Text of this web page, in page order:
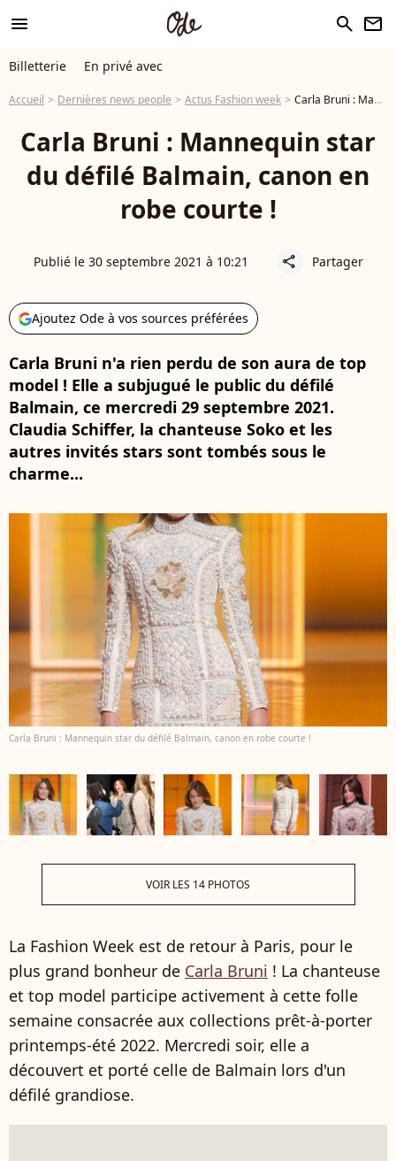
menu search newsletter
Billetterie En privé avec
Accueil Dernières news people Actus Fashion week Carla Bruni : Mannequin star du défilé Balmain, canon en robe courte !
Carla Bruni : Mannequin star
du défilé Balmain, canon en
robe courte !
Publié le 30 septembre 2021 à 10:21 share Partager
Ajoutez Ode à vos sources préférées
Carla Bruni n'a rien perdu de son aura de top
model ! Elle a subjugué le public du défilé
Balmain, ce mercredi 29 septembre 2021.
Claudia Schiffer, la chanteuse Soko et les
autres invités stars sont tombés sous le
charme...
Carla Bruni : Mannequin star du défilé Balmain, canon en robe courte !
VOIR LES 14 PHOTOS
La Fashion Week est de retour à Paris, pour le
plus grand bonheur de Carla Bruni ! La chanteuse
et top model participe activement à cette folle
semaine consacrée aux collections prêt-à-porter
printemps-été 2022. Mercredi soir, elle a
découvert et porté celle de Balmain lors d'un
défilé grandiose.